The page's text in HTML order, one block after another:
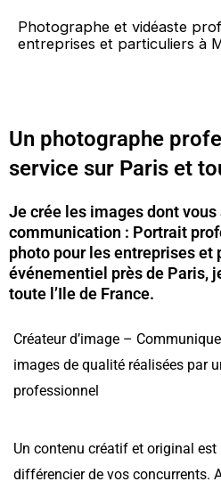
Photographe et vidéaste
entreprises et particuliers à
Un photographe
service sur Paris et
Je crée les images dont
communication : Portrait
photo pour les entreprises et
événementiel près de Paris,
toute l’Ile de France.
Créateur d’image –
images de qualité réalisées par
professionnel
Un contenu créatif et original
différencier de vos concurrents.